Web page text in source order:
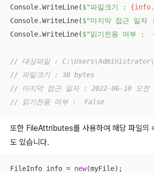
Console.WriteLine($"파일크기 :
Console.WriteLine($"마지막 접근 일자
Console.WriteLine($"읽기전용 여부 :
// 대상파일 :
// 파일크기 : 38 bytes
// 마지막 접근 일자 : 2022-06-10 오전
// 읽기전용 여부 :  False
또한 FileAttributes를 사용하여 해당 파일의
도 있습니다.
FileInfo info = new(myFile);